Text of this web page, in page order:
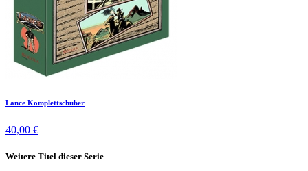
Lance Komplettschuber
40,00 €
Weitere Titel dieser Serie